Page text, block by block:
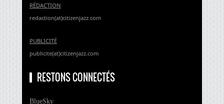
RÉDACTION
redaction(at)citizenjazz.com
PUBLICITÉ
publicite(at)citizenjazz.com
RESTONS CONNECTÉS
BlueSky